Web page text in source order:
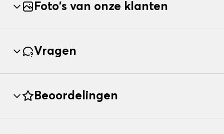
Foto's van onze klanten
Vragen
Beoordelingen